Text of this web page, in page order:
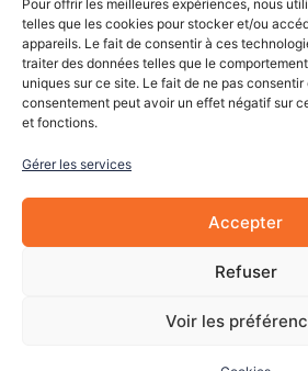
Pour offrir les meilleures expériences, nous
telles que les cookies pour stocker et/ou
appareils. Le fait de consentir à ces
traiter des données telles que le
uniques sur ce site. Le fait de ne pas consentir
consentement peut avoir un effet négatif sur
et fonctions.
Gérer les services
Accepter
Refuser
Voir les
Mes commandes
Mes adresses
Mon panier
Informations
À Propos de nous
Blog
Mentions légales